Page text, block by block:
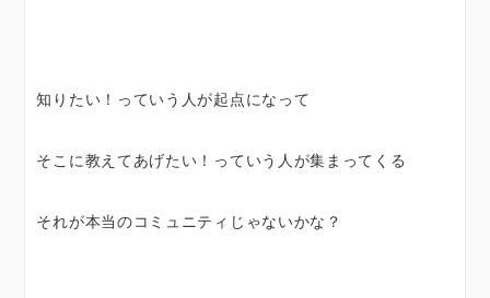
知りたい！っていう人が起点になって
そこに教えてあげたい！っていう人が集まってくる
それが本当のコミュニティじゃないかな？